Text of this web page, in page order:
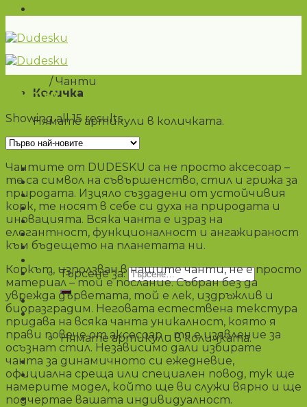
Количка
Нямате артикули в количката.
0988822175
Чанти
Несесери
Аксесоари
Портмонета
Промоции
Блог
Търсене за:
€0,00/ 0,00 лв.
Нямате артикули в количката.
/Чанти
Филтър
Showing all 15 results
Чантите от DUDESKU са не просто аксесоар –
те са символ на съвършенство, стил и грижа за
природата. Изцяло създадени от устойчивия
корк, те носят в себе си духа на природата и
иновацията. Всяка чанта е израз на
елегантност, функционалност и ангажираност
към бъдещето на планетата ни.
Коркът, използван в нашите чанти, не е просто
материал – той е послание. Събран без да
уврежда дърветата, той е лек, издръжлив и
биоразградим. Неговата естествена текстура
придава на всяка чанта уникалност, която я
прави повече от аксесоар – тя е изявление за
осъзнат стил. Независимо дали избирате
чанта за динамичното си ежедневие,
официална среща или специален повод, тук ще
намерите модел, който ще ви служи вярно и ще
подчертае вашата индивидуалност.